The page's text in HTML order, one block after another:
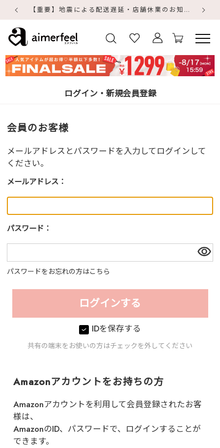
【重要】地震による配送遅延・店舗休業のお知らせ
ログイン・新規会員登録
会員のお客様
メールアドレスとパスワードを入力してログインして
ください。
メールアドレス：
パスワード：
パスワードをお忘れの方はこちら
IDを保存する
共有の端末をお使いの方はチェックを外してください
Amazonアカウントをお持ちの方
Amazonアカウントを利用して会員登録されたお客
様は、
AmazonのID、パスワードで、ログインすることが
できます。